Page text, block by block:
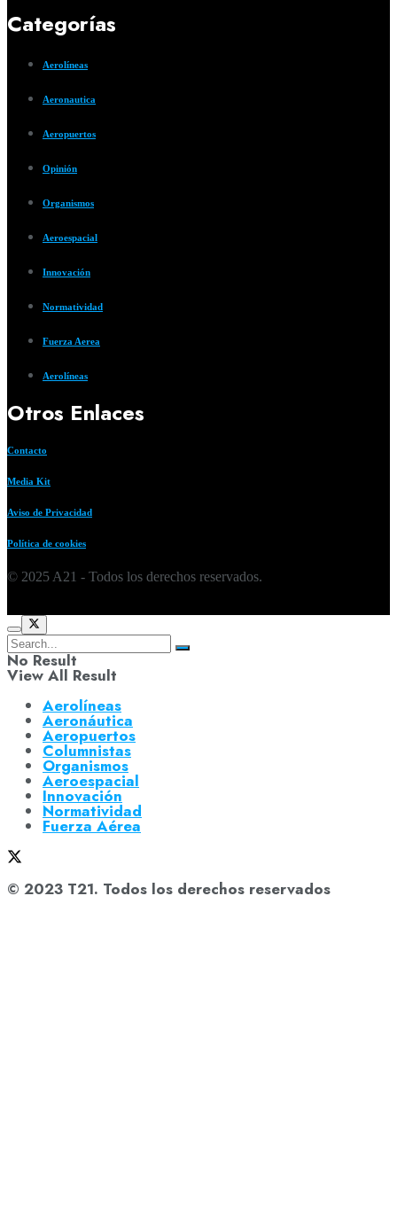
Categorías
Aerolíneas
Aeronautica
Aeropuertos
Opinión
Organismos
Aeroespacial
Innovación
Normatividad
Fuerza Aerea
Aerolíneas
Otros Enlaces
Contacto
Media Kit
Aviso de Privacidad
Política de cookies
© 2025 A21 - Todos los derechos reservados.
No Result
View All Result
Aerolíneas
Aeronáutica
Aeropuertos
Columnistas
Organismos
Aeroespacial
Innovación
Normatividad
Fuerza Aérea
© 2023 T21. Todos los derechos reservados